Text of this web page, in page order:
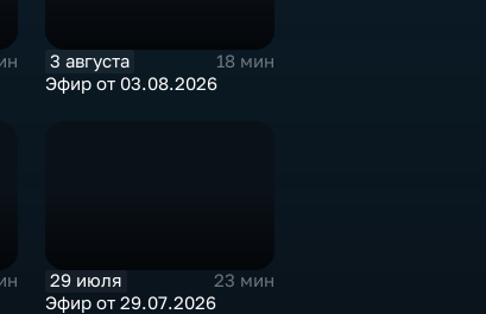
3 августа
18 мин
Эфир от 03.08.2026
29 июля
23 мин
Эфир от 29.07.2026